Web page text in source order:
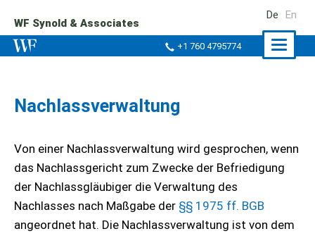
WF Synold & Associates
+1 760 4795774
De En
Nachlassverwaltung
Von einer Nachlassverwaltung wird gesprochen, wenn
das Nachlassgericht zum Zwecke der Befriedigung
der Nachlassgläubiger die Verwaltung des
Nachlasses nach Maßgabe der §§ 1975 ff. BGB
angeordnet hat. Die Nachlassverwaltung ist von dem